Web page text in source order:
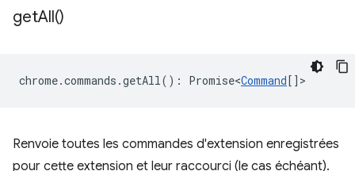
getAll()
chrome.commands .getAll() : Promise<Command[] >
Renvoie toutes les commandes d'extension enregistrées
pour cette extension et leur raccourci (le cas échéant).